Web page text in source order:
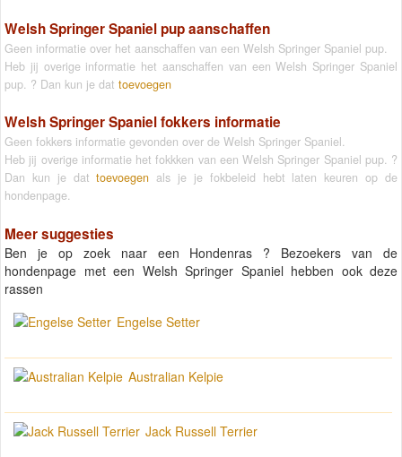
Welsh Springer Spaniel pup aanschaffen
Geen informatie over het aanschaffen van een Welsh Springer Spaniel pup.
Heb jij overige informatie het aanschaffen van een Welsh Springer Spaniel
pup. ? Dan kun je dat toevoegen
Welsh Springer Spaniel fokkers informatie
Geen fokkers informatie gevonden over de Welsh Springer Spaniel.
Heb jij overige informatie het fokkken van een Welsh Springer Spaniel pup. ?
Dan kun je dattoevoegen als je je fokbeleid hebt laten keuren op de
hondenpage.
Meer suggesties
Ben je op zoek naar een Hondenras ? Bezoekers van de
hondenpage met een Welsh Springer Spaniel hebben ook deze
rassen
Engelse Setter
Australian Kelpie
Jack Russell Terrier